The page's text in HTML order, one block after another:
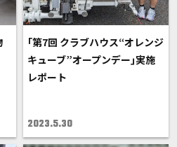
｢第7回 クラブハウス“オレンジ
キューブ”オープンデー｣実施
レポート
2023.5.30